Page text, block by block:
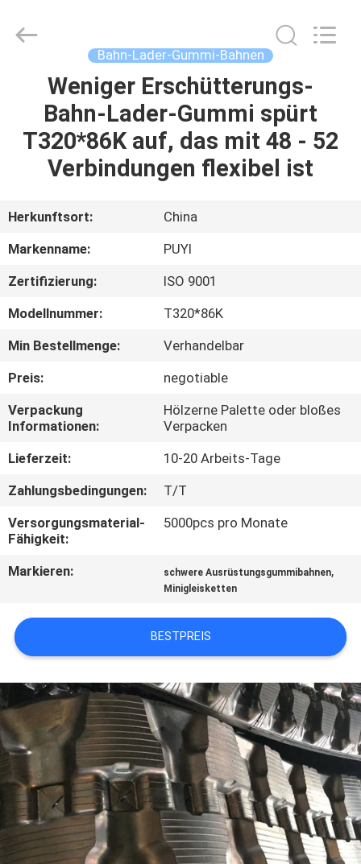
HAUS
PRODUKTE
UNS
AUSFLUG
QUALITÄTSKONTROLLE
TRETEN
SIE
MIT
UNS
VERBINDUNG
SIE EIN
NEWS
SITEMAP
PRIVACY
POLICY
Bahn-Lader-Gummi-Bahnen
Weniger Erschütterungs-
Bahn-Lader-Gummi spürt
T320*86K auf, das mit 48 - 52
Verbindungen flexibel ist
Herkunftsort:
China
Markenname:
PUYI
Zertifizierung:
ISO 9001
Modellnummer:
T320*86K
Min Bestellmenge:
Verhandelbar
Preis:
negotiable
Verpackung
Informationen:
Hölzerne Palette oder bloßes
Verpacken
Lieferzeit:
10-20 Arbeits-Tage
Zahlungsbedingungen:
T/T
Versorgungsmaterial-
Fähigkeit:
5000pcs pro Monate
Markieren: schwere Ausrüstungsgummibahnen,
Minigleisketten
BESTPREIS